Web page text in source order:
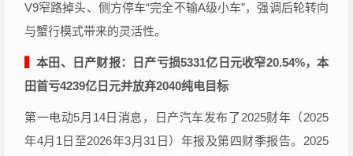
V9窄路掉头、侧方停车“完全不输A级小车”，强调后轮转向
与蟹行模式带来的灵活性。
本田、日产财报：日产亏损5331亿日元收窄20.54%，本
田首亏4239亿日元并放弃2040纯电目标
第一电动5月14日消息，日产汽车发布了2025财年（2025
年4月1日至2026年3月31日）年报及第四财季报告。2025